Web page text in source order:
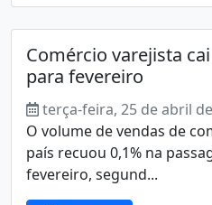
Comércio varejista
para fevereiro
terça-feira, 25 de abril
O volume de vendas de
país recuou 0,1% na
fevereiro, segund...